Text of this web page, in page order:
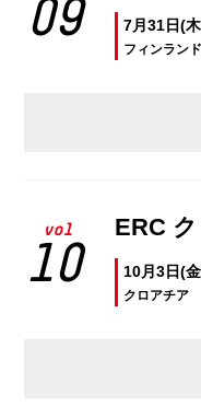
09 7月31日(
フィンランド
vol
10
ERC
10月3日(
クロアチア